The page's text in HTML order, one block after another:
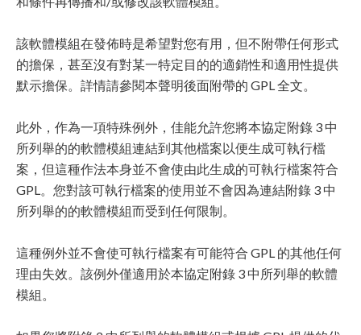
該軟體模組在發佈時是希望對您有用，但不附帶任何形式
的擔保，甚至沒有對某一特定目的的適銷性和適用性提供
默示擔保。詳情請參閱本聲明後面附帶的 GPL 全文。
此外，作為一項特殊例外，佳能允許您將本協定附錄 3 中
所列舉的的軟體模組連結到其他檔案以便生成可執行檔
案，但這種作法本身並不會使由此生成的可執行檔案符合
GPL。您對該可執行檔案的使用並不會因為連結附錄 3 中
所列舉的的軟體模組而受到任何限制。
這種例外並不會使可執行檔案有可能符合 GPL 的其他任何
理由失效。該例外僅適用於本協定附錄 3 中所列舉的軟體
模組。